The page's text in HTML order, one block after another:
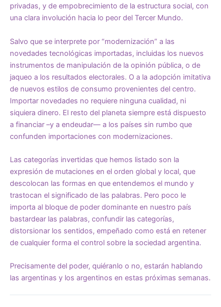
privadas, y de empobrecimiento de la estructura social, con
una clara involución hacia lo peor del Tercer Mundo.
Salvo que se interprete por “modernización” a las
novedades tecnológicas importadas, incluidas los nuevos
instrumentos de manipulación de la opinión pública, o de
jaqueo a los resultados electorales. O a la adopción imitativa
de nuevos estilos de consumo provenientes del centro.
Importar novedades no requiere ninguna cualidad, ni
siquiera dinero. El resto del planeta siempre está dispuesto
a financiar –y a endeudar— a los países sin rumbo que
confunden importaciones con modernizaciones.
Las categorías invertidas que hemos listado son la
expresión de mutaciones en el orden global y local, que
descolocan las formas en que entendemos el mundo y
trastocan el significado de las palabras. Pero poco le
importa al bloque de poder dominante en nuestro país
bastardear las palabras, confundir las categorías,
distorsionar los sentidos, empeñado como está en retener
de cualquier forma el control sobre la sociedad argentina.
Precisamente del poder, quiéranlo o no, estarán hablando
las argentinas y los argentinos en estas próximas semanas.